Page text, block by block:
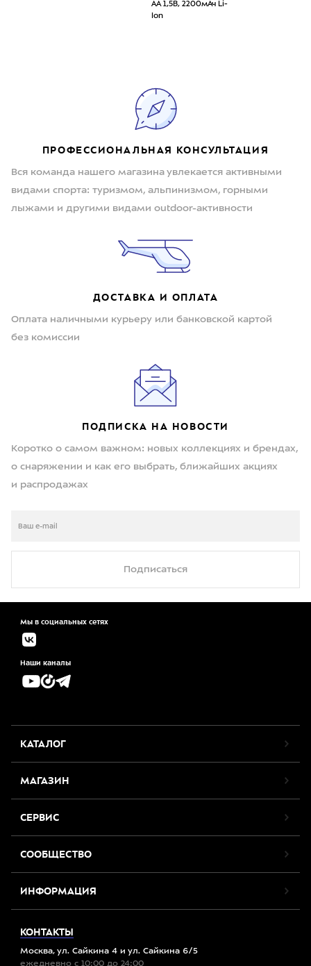
АА 1,5В, 2200мАч Li-
Ion
ПРОФЕССИОНАЛЬНАЯ КОНСУЛЬТАЦИЯ
Вся команда нашего магазина увлекается активными
видами спорта: туризмом, альпинизмом, горными
лыжами и другими видами outdoor-активности
ДОСТАВКА И ОПЛАТА
Оплата наличными курьеру или банковской картой
без комиссии
ПОДПИСКА НА НОВОСТИ
Коротко о самом важном: новых коллекциях и брендах,
о снаряжении и как его выбрать, ближайших акциях
и распродажах
Подписаться
Мы в социальных сетях
Наши каналы
КАТАЛОГ
МАГАЗИН
СЕРВИС
СООБЩЕСТВО
ИНФОРМАЦИЯ
КОНТАКТЫ
Москва, ул. Сайкина 4 и ул. Сайкина 6/5
ежедневно с 10:00 до 24:00